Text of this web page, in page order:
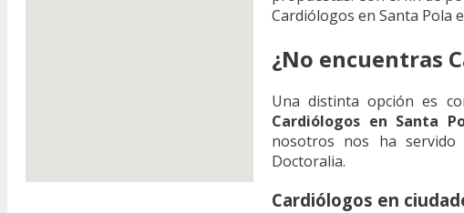
Cardiólogos en Santa Pola
¿No encuentras
Una distinta opción es
Cardiólogos en Santa
nosotros nos ha servido
Doctoralia.
Cardiólogos en